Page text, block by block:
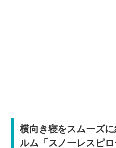
横向き寝をスムーズ
ルム「スノーレスピロ